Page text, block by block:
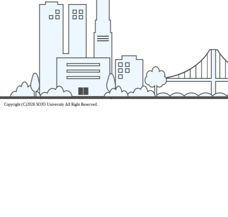
Copyright (C)2026 SOJO University All Right Reserved.